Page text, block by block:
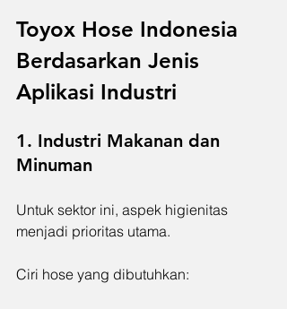
Toyox Hose Indonesia
Berdasarkan Jenis
Aplikasi Industri
1. Industri Makanan dan
Minuman
Untuk sektor ini, aspek higienitas
menjadi prioritas utama.
Ciri hose yang dibutuhkan: